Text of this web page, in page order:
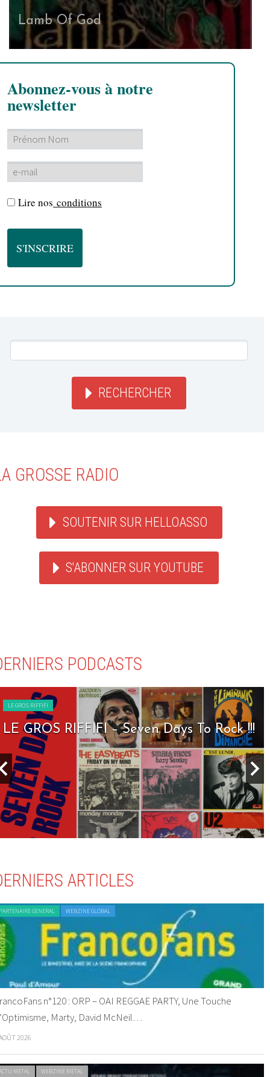
Lamb Of God
Abonnez-vous à notre
newsletter
Lire nos conditions
RECHERCHER
GROSSE RADIO
SOUTENIR SUR HELLOASSO
S'ABONNER SUR YOUTUBE
PODCASTS
LE GROS RIFFIFI
LE GROS RIFFIFI – Seven Days To Rock !!!
ARTICLES
GENERAL WEBZINE GLOBAL
n°120 : ORP – OAI REGGAE PARTY, Une Touche
Marty, David McNeil…
2026
METAL WEBZINE METAL